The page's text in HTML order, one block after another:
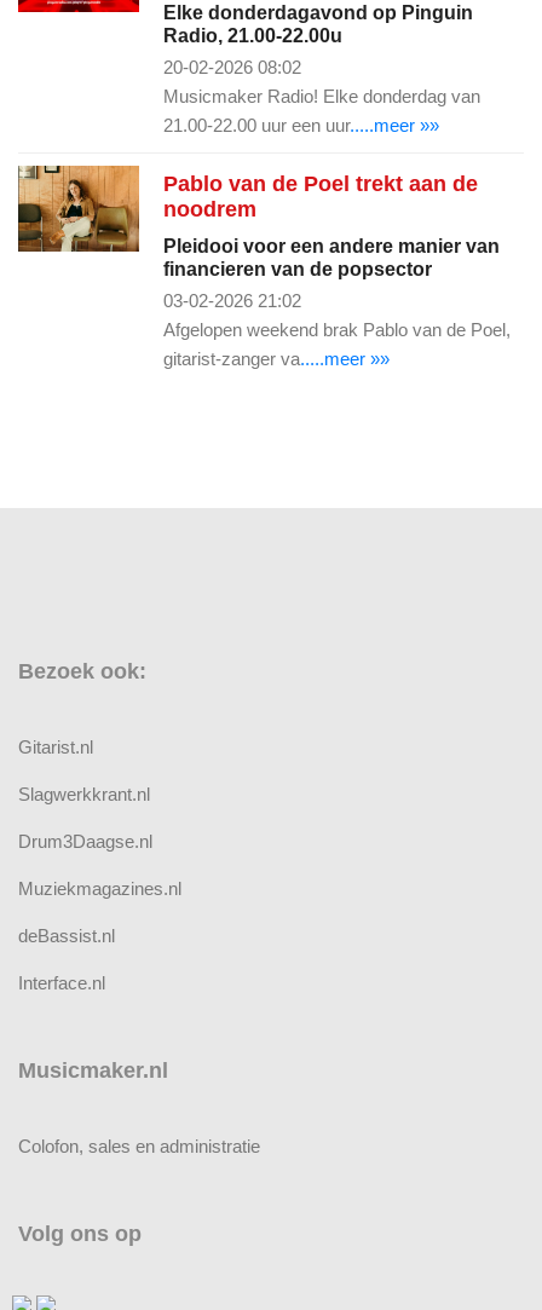
Elke donderdagavond op Pinguin
Radio, 21.00-22.00u
20-02-2026 08:02
Musicmaker Radio! Elke donderdag van
21.00-22.00 uur een uur.....meer »»
Pablo van de Poel trekt aan de
noodrem
Pleidooi voor een andere manier van
financieren van de popsector
03-02-2026 21:02
Afgelopen weekend brak Pablo van de Poel,
gitarist-zanger va.....meer »»
Bezoek ook:
Gitarist.nl
Slagwerkkrant.nl
Drum3Daagse.nl
Muziekmagazines.nl
deBassist.nl
Interface.nl
Musicmaker.nl
Colofon, sales en administratie
Volg ons op